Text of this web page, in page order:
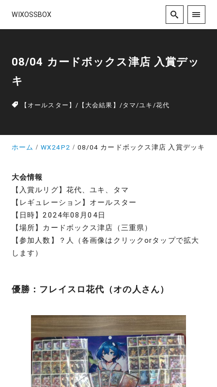
WIXOSSBOX
08/04 カードボックス津店 入賞デッ
キ
【オールスター】 / 【大会結果】 /タマ/ユキ /花代
ホーム WX24P2 08/04 カードボックス津店 入賞デッキ
大会情報
【入賞ルリグ】花代、ユキ、タマ
【レギュレーション】オールスター
【日時】2024年08月04日
【場所】カードボックス津店（三重県）
【参加人数】？人（各画像はクリックorタップで拡大
します）
優勝：フレイスロ花代（オの人さん）